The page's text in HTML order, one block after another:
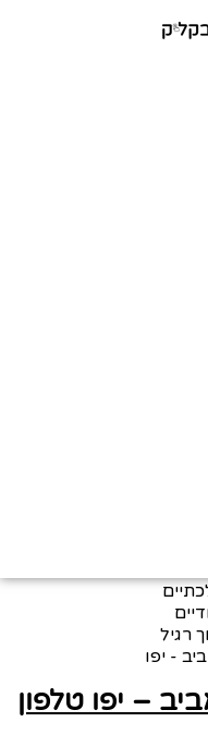
רגיל
- יפו
– יפו טלפון